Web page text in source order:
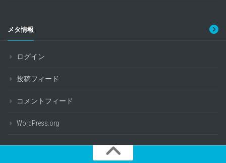
メタ情報
ログイン
投稿フィード
コメントフィード
WordPress.org